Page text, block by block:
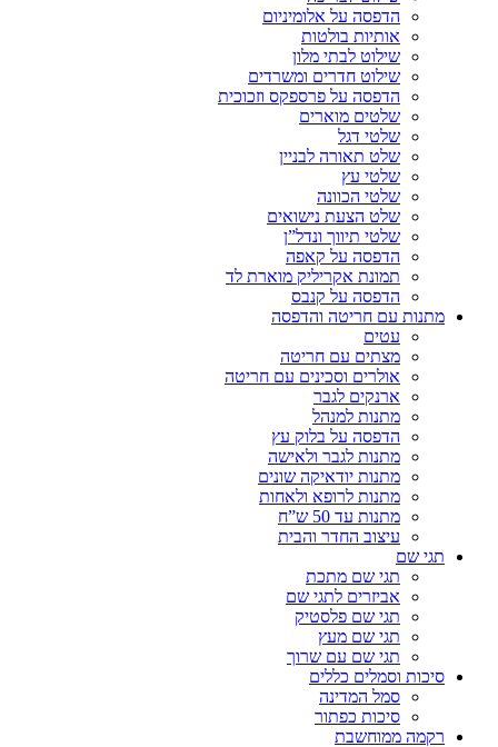
הדפסה על אלומיניום
אותיות בולטות
שילוט לבתי מלון
שילוט חדרים ומשרדים
הדפסה על פרספקס וזכוכית
שלטים מוארים
שלטי דגל
שלט תאורה לבניין
שלטי עץ
שלטי הכוונה
שלט הצעת נישואים
שלטי תיווך ונדל”ן
הדפסה על קאפה
תמונת אקריליק מוארת לד
הדפסה על קנבס
מתנות עם חריטה והדפסה
עטים
מצתים עם חריטה
אולרים וסכינים עם חריטה
ארנקים לגבר
מתנות למנהל
הדפסה על בלוק עץ
מתנות לגבר ולאישה
מתנות יודאיקה שונים
מתנות לרופא ולאחות
מתנות עד 50 ש”ח
עיצוב החדר והבית
תגי שם
תגי שם מתכת
אביזרים לתגי שם
תגי שם פלסטיק
תגי שם מעץ
תגי שם עם שרוך
סיכות וסמלים כללים
סמל המדינה
סיכות כפתור
רקמה ממוחשבת